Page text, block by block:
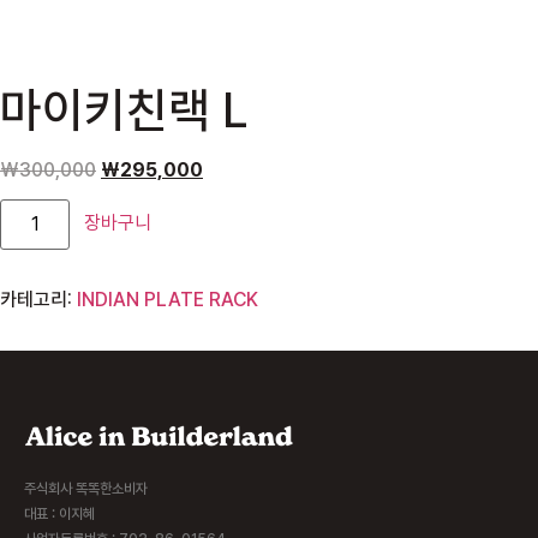
마이키친랙 L
₩300,000 ₩295,000
장바구니
카테고리: INDIAN PLATE RACK
주식회사 똑똑한소비자
대표 : 이지혜